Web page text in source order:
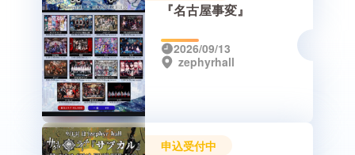
『名古屋事変』
2026/09/13
zephyrhall
申込受付中